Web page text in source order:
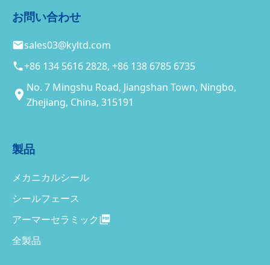
お問い合わせ
sales03@kyltd.com
+86 134 5616 2828, +86 138 6785 6735
No. 7 Mingshu Road, Jiangshan Town, Ningbo,
Zhejiang, China, 315191
製品
メカニカルシール
シールフェース
アーマーセラミック
全製品